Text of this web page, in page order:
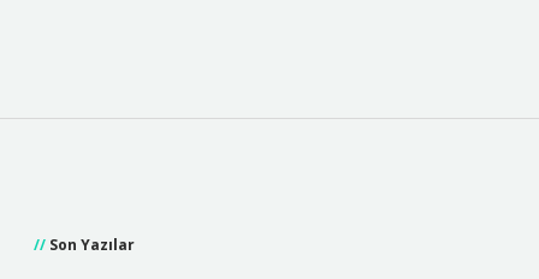
Son Yazılar